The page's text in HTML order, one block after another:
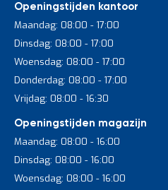
Openingstijden kantoor
Maandag: 08:00 - 17:00
Dinsdag: 08:00 - 17:00
Woensdag: 08:00 - 17:00
Donderdag: 08:00 - 17:00
Vrijdag: 08:00 - 16:30
Openingstijden magazijn
Maandag: 08:00 - 16:00
Dinsdag: 08:00 - 16:00
Woensdag: 08:00 - 16:00